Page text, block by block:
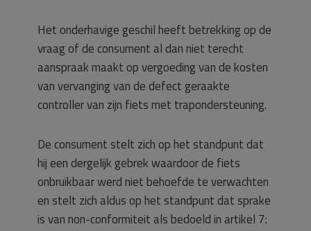
Het onderhavige geschil heeft betrekking op de
vraag of de consument al dan niet terecht
aanspraak maakt op vergoeding van de kosten
van vervanging van de defect geraakte
controller van zijn fiets met trapondersteuning.
De consument stelt zich op het standpunt dat
hij een dergelijk gebrek waardoor de fiets
onbruikbaar werd niet behoefde te verwachten
en stelt zich aldus op het standpunt dat sprake
is van non-conformiteit als bedoeld in artikel 7: